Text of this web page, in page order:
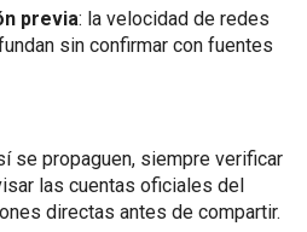
previa: la velocidad de redes
sin confirmar con fuentes
se propaguen, siempre verificar
las cuentas oficiales del
directas antes de compartir.